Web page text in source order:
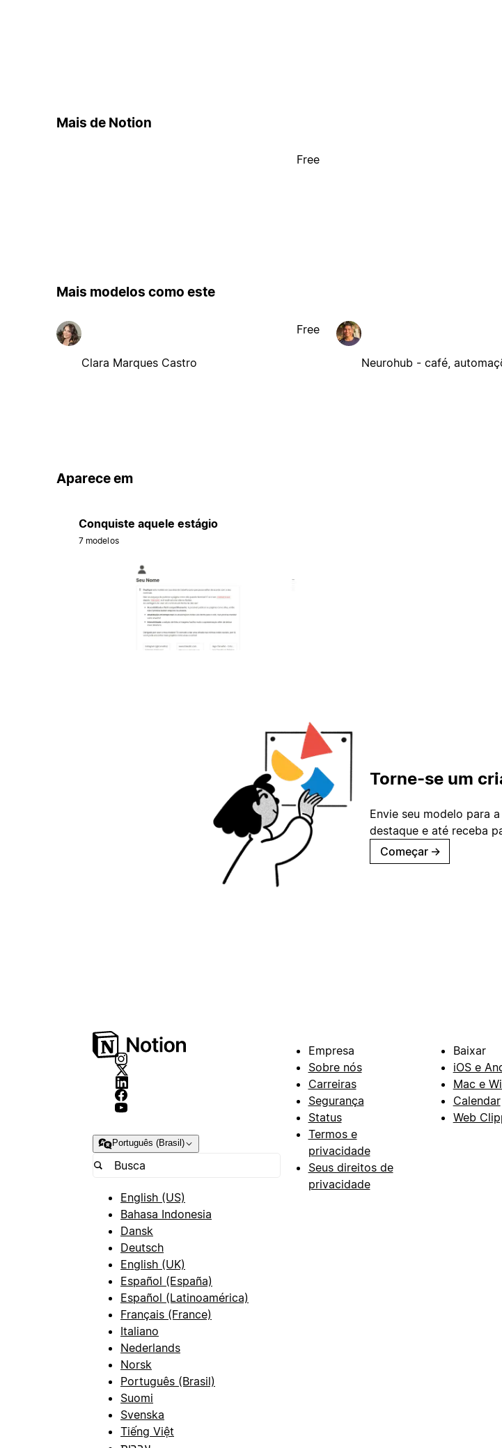
Mais de Notion
Free
Mais modelos como este
Clara Marques Castro
Free
Neurohub - café,
Aparece em
Conquiste aquele estágio
7 modelos
Torne-se um
Envie seu modelo para
destaque e até receba
Começar →
Português (Brasil)
English (US)
Bahasa Indonesia
Dansk
Deutsch
English (UK)
Español (España)
Español (Latinoamérica)
Français (France)
Italiano
Nederlands
Norsk
Português (Brasil)
Suomi
Svenska
Tiếng Việt
Empresa
Sobre nós
Carreiras
Segurança
Status
Termos e
privacidade
Seus direitos de
privacidade
Baixar
iOS e
Mac e
Calendar
Web